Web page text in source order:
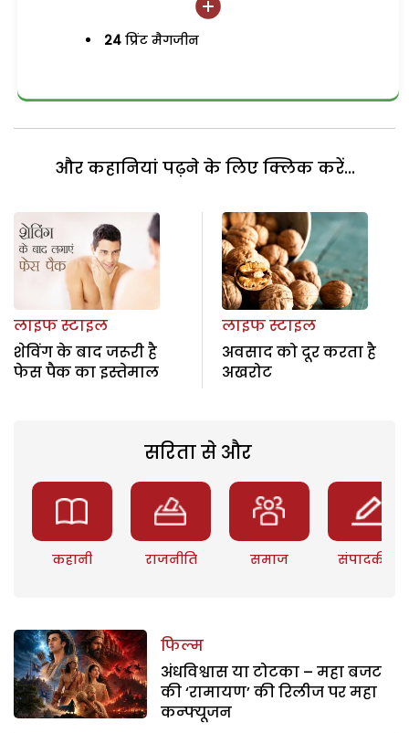
24 प्रिंट मैगजीन
और कहानियां पढ़ने के लिए क्लिक करें...
लाइफ स्टाइल
शेविंग के बाद जरूरी है
फेस पैक का इस्तेमाल
लाइफ स्टाइल
अवसाद को दूर करता है
अखरोट
सरिता से और
कहानी राजनीति समाज संपादकीय
फिल्म
अंधविश्वास या टोटका – महा बजट
की ‘रामायण’ की रिलीज पर महा
कन्फ्यूजन